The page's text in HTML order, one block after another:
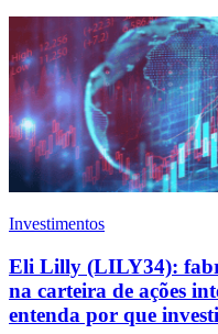
Investimentos
Eli Lilly (LILY34):
na carteira de ações
entenda por que